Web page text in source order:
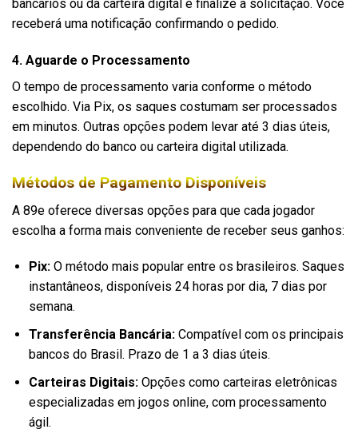
bancários ou da carteira digital e finalize a solicitação. Você
receberá uma notificação confirmando o pedido.
4. Aguarde o Processamento
O tempo de processamento varia conforme o método
escolhido. Via Pix, os saques costumam ser processados
em minutos. Outras opções podem levar até 3 dias úteis,
dependendo do banco ou carteira digital utilizada.
Métodos de Pagamento Disponíveis
A 89e oferece diversas opções para que cada jogador
escolha a forma mais conveniente de receber seus ganhos:
Pix:O método mais popular entre os brasileiros. Saques
instantâneos, disponíveis 24 horas por dia, 7 dias por
semana.
Transferência Bancária:Compatível com os principais
bancos do Brasil. Prazo de 1 a 3 dias úteis.
Carteiras Digitais:Opções como carteiras eletrônicas
especializadas em jogos online, com processamento
ágil.